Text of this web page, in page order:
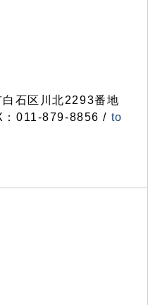
石区川北2293番地
011-879-8856 / to